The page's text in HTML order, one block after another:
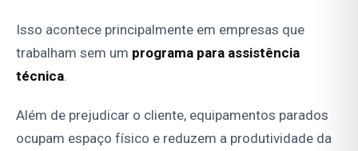
Isso acontece principalmente em empresas que
trabalham sem um programa para assistência
técnica.
Além de prejudicar o cliente, equipamentos parados
ocupam espaço físico e reduzem a produtividade da